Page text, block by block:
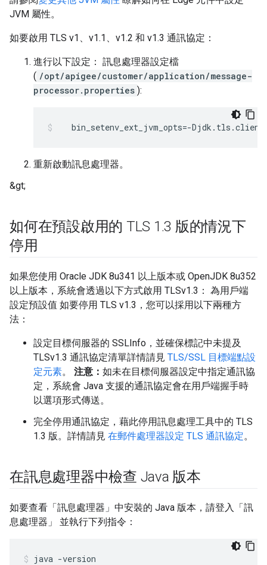
JVM 屬性。
如要啟用 TLS v1、v1.1、v1.2 和 v1.3 通訊協定：
進行以下設定： 訊息處理器設定檔
( /opt/apigee/customer/application/message-
processor.properties ):
bin_setenv_ext_jvm_opts=-
重新啟動訊息處理器。
&gt;
如何在預設啟用的 TLS 1.3 版的情況下
停用
如果您使用 Oracle JDK 8u341 以上版本或 OpenJDK 8u352
以上版本，系統會透過以下方式啟用 TLSv1.3： 為用戶端
設定預設值 如要停用 TLS v1.3，您可以採用以下兩種方
法：
設定目標伺服器的 SSLInfo，並確保標記中未提及
TLSv1.3 通訊協定清單詳情請見 TLS/SSL 目標端點設
定元素。 注意： 如未在目標伺服器設定中指定通訊協
定，系統會 Java 支援的通訊協定會在用戶端握手時
以選項形式傳送。
完全停用通訊協定，藉此停用訊息處理工具中的 TLS
1.3 版。詳情請見 在郵件處理器設定 TLS 通訊協定。
在訊息處理器中檢查 Java 版本
如要查看「訊息處理器」中安裝的 Java 版本，請登入「訊
息處理器」 並執行下列指令：
java -version